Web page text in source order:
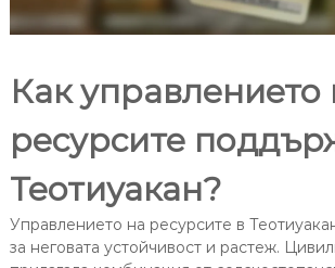
Как управлението
ресурсите
Теотиуакан?
Управлението на ресурсите в
за неговата устойчивост и растеж.